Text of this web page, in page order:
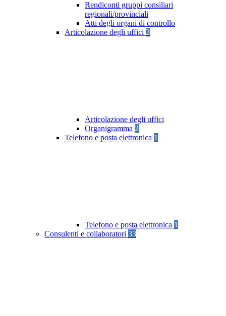
Rendiconti gruppi consiliari
regionali/provinciali
Atti degli organi di controllo
Articolazione degli uffici 2
Articolazione degli uffici
Organigramma 2
Telefono e posta elettronica 1
Telefono e posta elettronica 1
Consulenti e collaboratori 33